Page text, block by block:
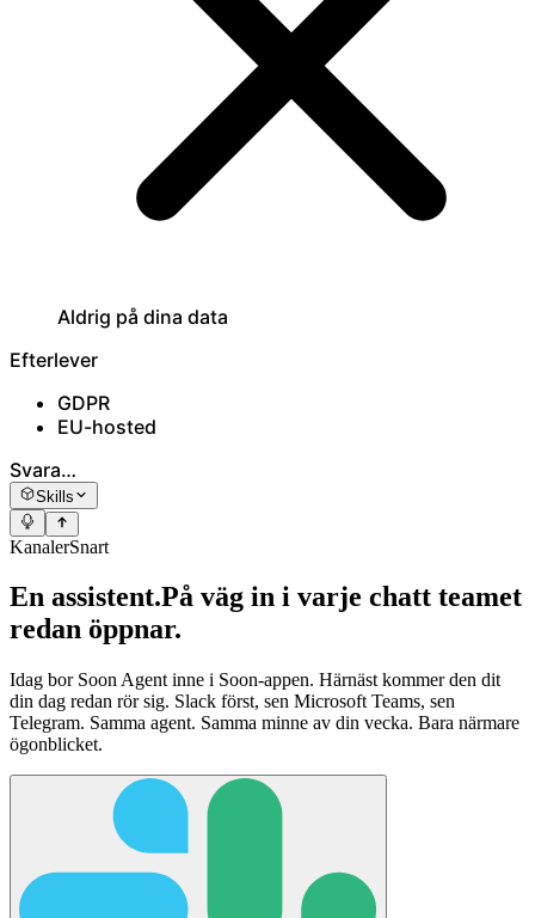
Aldrig på dina data
Efterlever
GDPR
EU-hosted
Svara…
Skills
KanalerSnart
En assistent.På väg in i varje chatt teamet
redan öppnar.
Idag bor Soon Agent inne i Soon-appen. Härnäst kommer den dit
din dag redan rör sig. Slack först, sen Microsoft Teams, sen
Telegram. Samma agent. Samma minne av din vecka. Bara närmare
ögonblicket.